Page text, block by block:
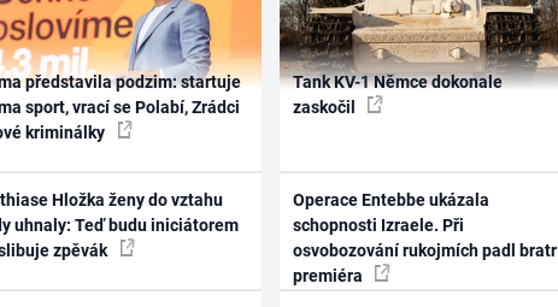
představila podzim: startuje
sport, vrací se Polabí, Zrádci
kriminálky
Hložka ženy do vztahu
uhnaly: Teď budu iniciátorem
zpěvák
Tank KV-1 Němce dokonale
zaskočil
Operace Entebbe ukázala
schopnosti Izraele. Při
osvobozování rukojmích padl bratr
premiéra